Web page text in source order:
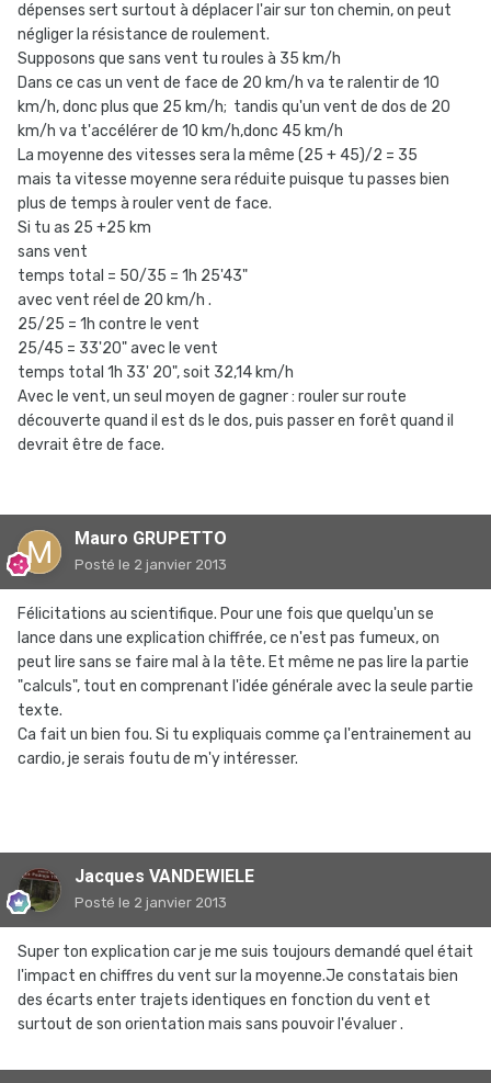
dépenses sert surtout à déplacer l'air sur ton chemin, on peut
négliger la résistance de roulement.
Supposons que sans vent tu roules à 35 km/h
Dans ce cas un vent de face de 20 km/h va te ralentir de 10
km/h, donc plus que 25 km/h; tandis qu'un vent de dos de 20
km/h va t'accélérer de 10 km/h,donc 45 km/h
La moyenne des vitesses sera la même (25 + 45)/2 = 35
mais ta vitesse moyenne sera réduite puisque tu passes bien
plus de temps à rouler vent de face.
Si tu as 25 +25 km
sans vent
temps total = 50/35 = 1h 25'43"
avec vent réel de 20 km/h .
25/25 = 1h contre le vent
25/45 = 33'20" avec le vent
temps total 1h 33' 20", soit 32,14 km/h
Avec le vent, un seul moyen de gagner : rouler sur route
découverte quand il est ds le dos, puis passer en forêt quand il
devrait être de face.
Mauro GRUPETTO
Posté le 2 janvier 2013
Félicitations au scientifique. Pour une fois que quelqu'un se
lance dans une explication chiffrée, ce n'est pas fumeux, on
peut lire sans se faire mal à la tête. Et même ne pas lire la partie
"calculs", tout en comprenant l'idée générale avec la seule partie
texte.
Ca fait un bien fou. Si tu expliquais comme ça l'entrainement au
cardio, je serais foutu de m'y intéresser.
Jacques VANDEWIELE
Posté le 2 janvier 2013
Super ton explication car je me suis toujours demandé quel était
l'impact en chiffres du vent sur la moyenne.Je constatais bien
des écarts enter trajets identiques en fonction du vent et
surtout de son orientation mais sans pouvoir l'évaluer .